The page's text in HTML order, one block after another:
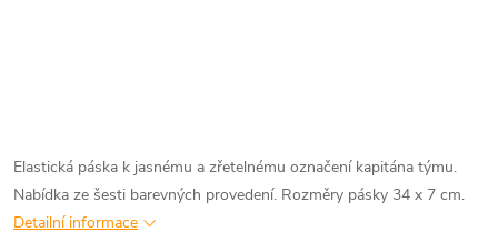
Elastická páska k jasnému a zřetelnému označení kapitána týmu.
Nabídka ze šesti barevných provedení. Rozměry pásky 34 x 7 cm.
Detailní informace